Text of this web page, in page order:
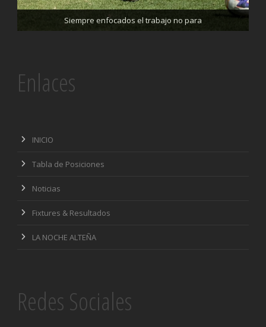
Siempre enfocados el trabajo no para
Trabajando enfocados, listos para el partido de mañana
Enlaces
INICIO
Tabla de Posiciones
Noticias
Fixtures & Resultados
LA NOCHE ALTEÑA
Redes Sociales